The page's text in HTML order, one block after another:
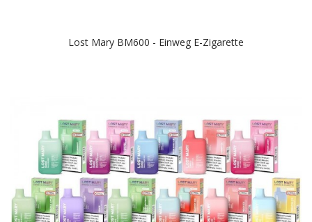
Lost Mary BM600 - Einweg E-Zigarette